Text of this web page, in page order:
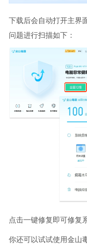
下载后会自动打开主界
问题进行扫描如下：
点击一键修复即可修复
你还可以试试使用金山